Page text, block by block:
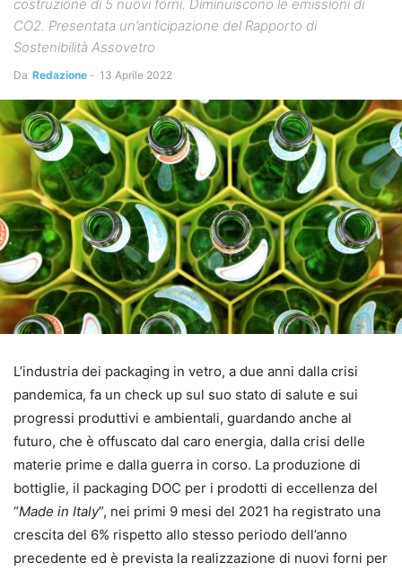
costruzione di 5 nuovi forni. Diminuiscono le emissioni di
CO2. Presentata un’anticipazione del Rapporto di
Sostenibilità Assovetro
Da Redazione - 13 Aprile 2022
L’industria dei packaging in vetro, a due anni dalla crisi
pandemica, fa un check up sul suo stato di salute e sui
progressi produttivi e ambientali, guardando anche al
futuro, che è offuscato dal caro energia, dalla crisi delle
materie prime e dalla guerra in corso. La produzione di
bottiglie, il packaging DOC per i prodotti di eccellenza del
“Made in Italy”, nei primi 9 mesi del 2021 ha registrato una
crescita del 6% rispetto allo stesso periodo dell’anno
precedente ed è prevista la realizzazione di nuovi forni per